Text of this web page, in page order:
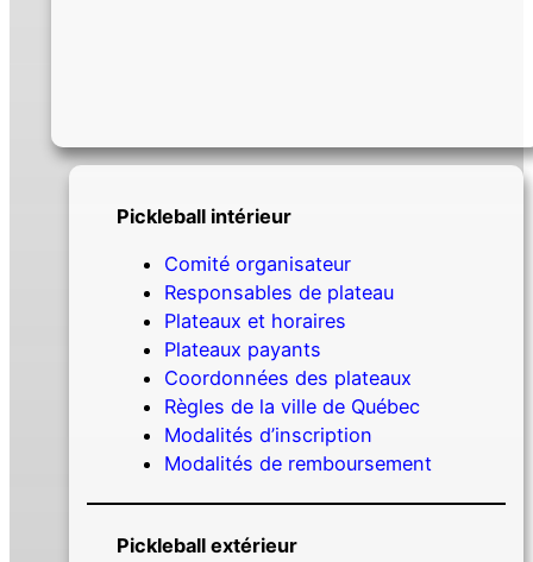
Pickleball intérieur
Comité organisateur
Responsables de plateau
Plateaux et horaires
Plateaux payants
Coordonnées des plateaux
Règles de la ville de Québec
Modalités d’inscription
Modalités de remboursement
Pickleball extérieur